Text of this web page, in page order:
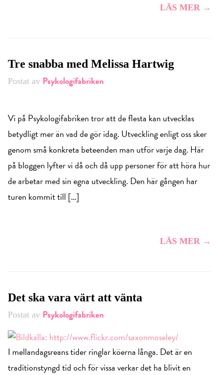
LÄS MER →
Tre snabba med Melissa Hartwig
Postat av Psykologifabriken
Vi på Psykologifabriken tror att de flesta kan utvecklas
betydligt mer än vad de gör idag. Utveckling enligt oss sker
genom små konkreta beteenden man utför varje dag. Här
på bloggen lyfter vi då och då upp personer för att höra hur
de arbetar med sin egna utveckling. Den här gången har
turen kommit till […]
LÄS MER →
Det ska vara värt att vänta
Postat av Psykologifabriken
I mellandagsreans tider ringlar köerna långa. Det är en
traditionstyngd tid och för vissa verkar det ha blivit en